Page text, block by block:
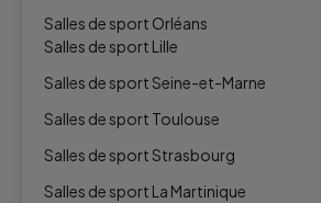
Salles de sport Orléans
Salles de sport Lille
Salles de sport Seine-et-Marne
Salles de sport Toulouse
Salles de sport Strasbourg
Salles de sport La Martinique